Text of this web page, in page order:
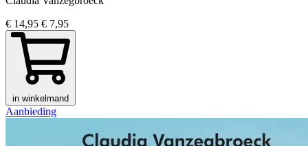
€ 14,95 € 7,95
in winkelmand
Aanbieding